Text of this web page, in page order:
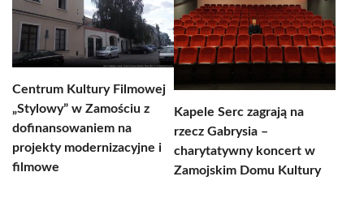
Centrum Kultury Filmowej
„Stylowy” w Zamościu z
dofinansowaniem na
projekty modernizacyjne i
filmowe
Kapele Serc zagrają na
rzecz Gabrysia –
charytatywny koncert w
Zamojskim Domu Kultury